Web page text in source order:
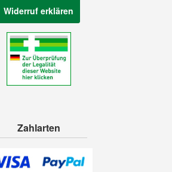
Widerruf erklären
Zahlarten